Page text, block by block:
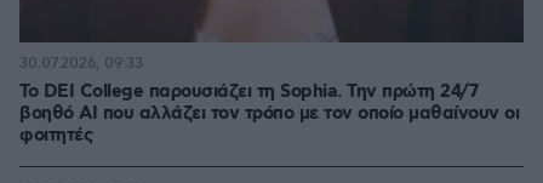
Το DEI College παρουσιάζει τη Sophia. Την πρώτη 24/7
βοηθό AI που αλλάζει τον τρόπο με τον οποίο μαθαίνουν οι
φοιτητές
30.07.2026, 09:33